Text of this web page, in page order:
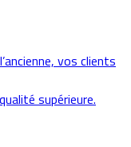
vos clients
supérieure.